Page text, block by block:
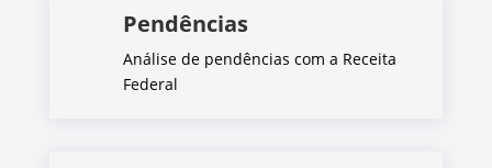
Pendências
Análise de pendências com a Receita
Federal